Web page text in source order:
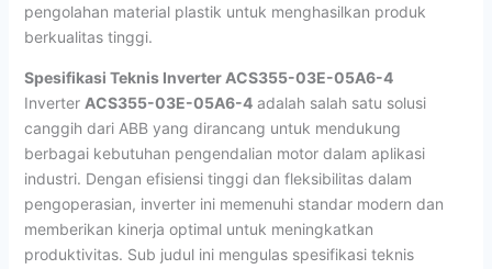
pengolahan material plastik untuk menghasilkan produk
berkualitas tinggi.
Spesifikasi Teknis Inverter ACS355-03E-05A6-4
Inverter ACS355-03E-05A6-4adalah salah satu solusi
canggih dari ABB yang dirancang untuk mendukung
berbagai kebutuhan pengendalian motor dalam aplikasi
industri. Dengan efisiensi tinggi dan fleksibilitas dalam
pengoperasian, inverter ini memenuhi standar modern dan
memberikan kinerja optimal untuk meningkatkan
produktivitas. Sub judul ini mengulas spesifikasi teknis